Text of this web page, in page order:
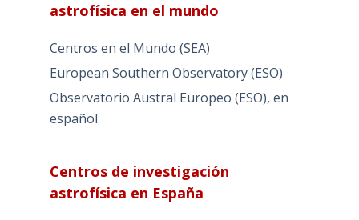
astrofísica en el mundo
Centros en el Mundo (SEA)
European Southern Observatory (ESO)
Observatorio Austral Europeo (ESO), en
español
Centros de investigación
astrofísica en España